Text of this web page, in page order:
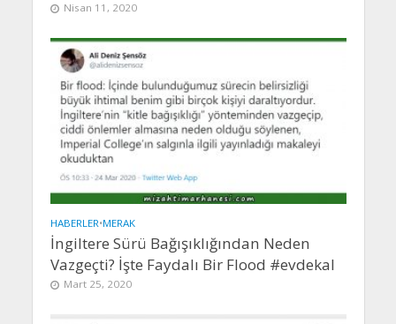
Nisan 11, 2020
HABERLER•MERAK
İngiltere Sürü Bağışıklığından Neden
Vazgeçti? İşte Faydalı Bir Flood #evdekal
Mart 25, 2020